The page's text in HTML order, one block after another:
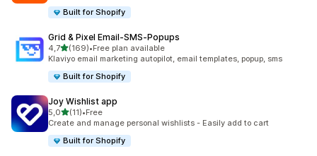
Built for Shopify
Grid & Pixel Email‑SMS‑Popups
4,7stelle su 5
(169)
169 recensioni totali
•Free plan available
Klaviyo email marketing autopilot, email templates, popup, sms
Built for Shopify
Joy Wishlist app
5,0stelle su 5
(11)
11 recensioni totali
•Free
Create and manage personal wishlists - Easily add to cart
Built for Shopify